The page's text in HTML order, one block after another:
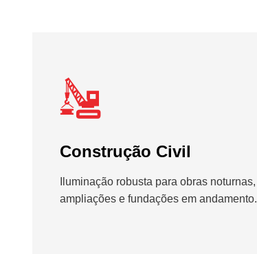
Construção Civil
Iluminação robusta para obras noturnas,
ampliações e fundações em andamento.